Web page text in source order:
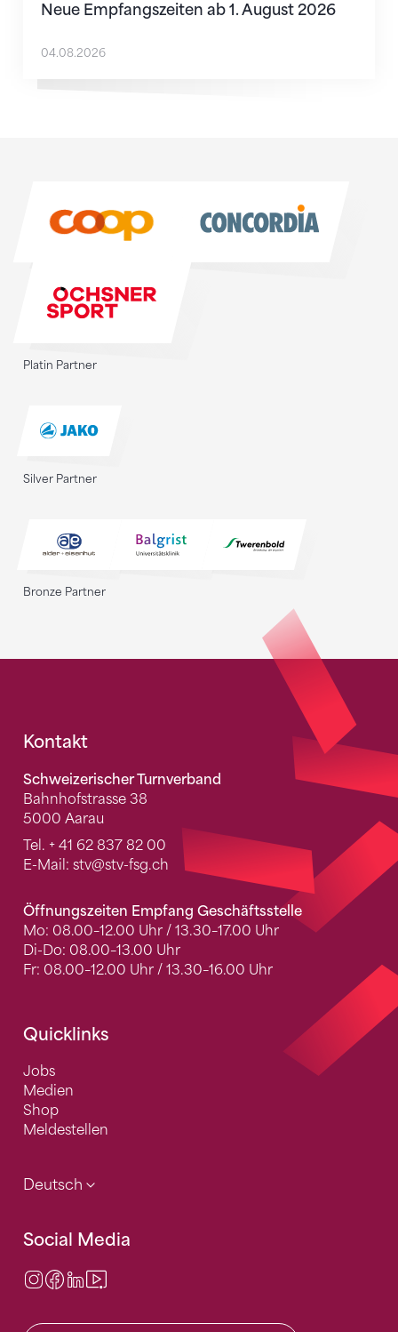
Neue Empfangszeiten ab 1. August 2026
04.08.2026
Platin Partner
Silver Partner
Bronze Partner
Fusszeile
Kontakt
Schweizerischer Turnverband
Bahnhofstrasse 38
5000 Aarau
Tel. + 41 62 837 82 00
E-Mail: stv@stv-fsg.ch
Öffnungszeiten Empfang Geschäftsstelle
Mo: 08.00–12.00 Uhr / 13.30–17.00 Uhr
Di-Do: 08.00–13.00 Uhr
Fr: 08.00–12.00 Uhr / 13.30–16.00 Uhr
Quicklinks
Jobs
Medien
Shop
Meldestellen
Deutsch
Social Media
Instagram
Facebook
LinkedIn